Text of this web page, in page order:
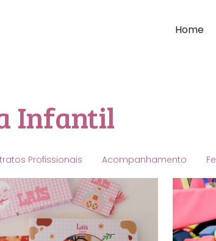
Home
Infantil
Profissionais Acompanhamento